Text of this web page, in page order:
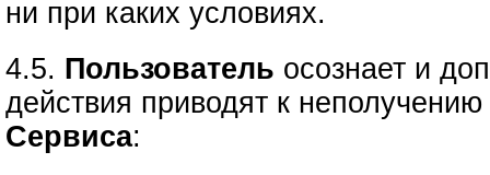
ни при каких условиях.
4.5. Пользователь осознает и
действия приводят к
Сервиса: